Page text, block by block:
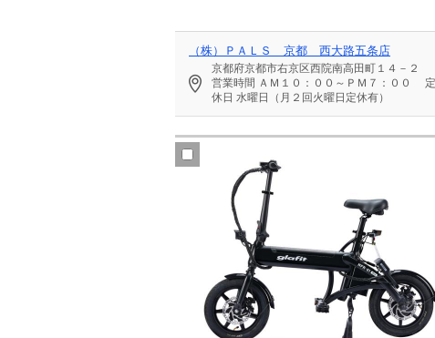
（株）ＰＡＬＳ 京都 西大路五条店
京都府京都市右京区西院南高田町１４－２
営業時間 ＡＭ１０：００～ＰＭ７：００
定
休日 水曜日（月２回火曜日定休有）